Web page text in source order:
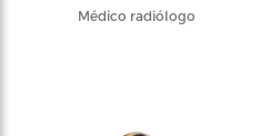
Médico radiólogo